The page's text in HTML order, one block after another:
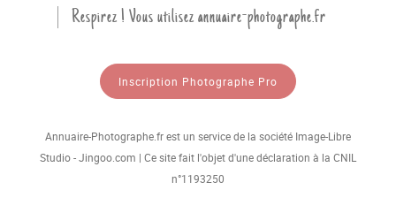
Respirez ! Vous utilisez annuaire-photographe.fr
Inscription Photographe Pro
Annuaire-Photographe.fr est un service de la société Image-Libre
Studio - Jingoo.com | Ce site fait l'objet d'une déclaration à la CNIL
n°1193250